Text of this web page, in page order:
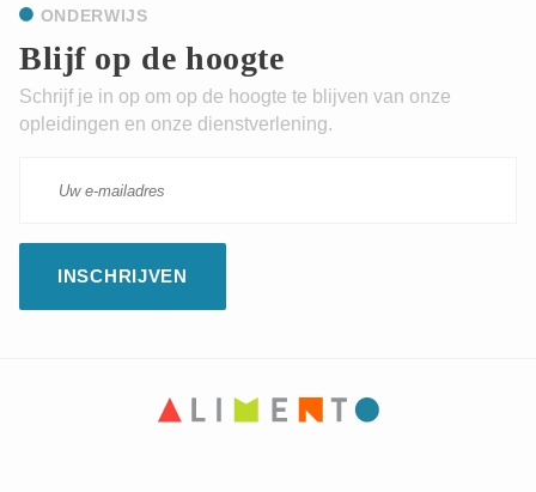
Blijf op de hoogte
ONDERWIJS
Schrijf je in op om op de hoogte te blijven van onze
opleidingen en onze dienstverlening.